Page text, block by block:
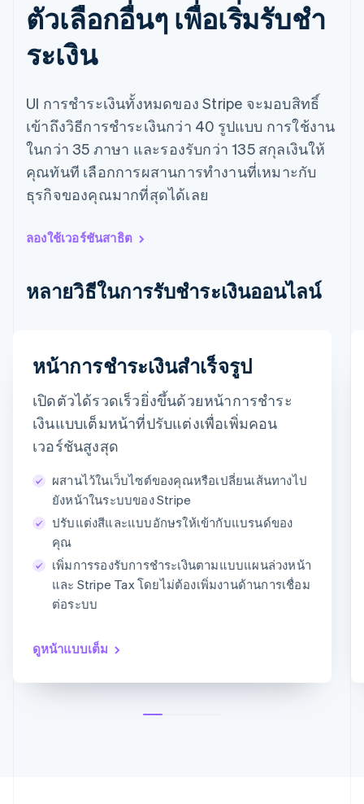
ตัวเลือกอื่นๆ เพื่อเริ่มรับชํา
ระเงิน
UI การชำระเงินทั้งหมดของ Stripe จะมอบสิทธิ์
เข้าถึงวิธีการชำระเงินกว่า 40 รูปแบบ การใช้งาน
ในกว่า 35 ภาษา และรองรับกว่า 135 สกุลเงินให้
คุณทันที เลือกการผสานการทำงานที่เหมาะกับ
ธุรกิจของคุณมากที่สุดได้เลย
ลองใช้เวอร์ชันสาธิต
หลายวิธีในการรับชำระเงินออนไลน์
วิธีการชำระเงิน
ข้อมูลบัตร
1234 1234 1234 1234
หน้าการชำระเงินสำเร็จรูป
เปิดตัวได้รวดเร็วยิ่งขึ้นด้วยหน้าการชำระ
เงินแบบเต็มหน้าที่ปรับแต่งเพื่อเพิ่มคอน
เวอร์ชันสูงสุด
ผสานไว้ในเว็บไซต์ของคุณหรือเปลี่ยนเส้นทางไป
ยังหน้าในระบบของ Stripe
ปรับแต่งสีและแบบอักษรให้เข้ากับแบรนด์ของ
คุณ
เพิ่มการรองรับการชำระเงินตามแบบแผนล่วงหน้า
และ Stripe Tax โดยไม่ต้องเพิ่มงานด้านการเชื่อม
ต่อระบบ
ดูหน้าแบบเต็ม
กรีซ
เขตบริหารพิเศษฮ่องกง ประเทศจีน
English简体中文
English Italiano
จีนแผ่นดินใหญ่
简体中文English
ไซปรัส
English
ญี่ปุ่น
English
เดนมาร์ก
ไทย
ไทยEnglish
นอร์เวย์
English
นิวซีแลนด์
English
เนเธอร์แลนด์
บราซิล